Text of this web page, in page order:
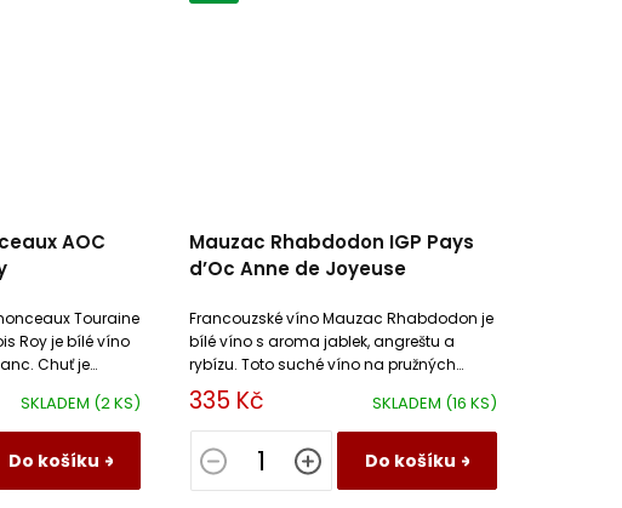
AOC
SKLADEM (2 KS)
Do košíku
Touraine
Roy je bílé víno
Chuť je
svěží.
Mauzac Rhabdodon IGP Pays
d’Oc Anne de Joyeuse
SKLADEM (16 KS)
335 Kč
Do košíku
Francouzské víno Mauzac Rhabdodon je
bílé víno s aroma jablek, angreštu a
rybízu. Toto suché víno na pružných
kyselinách přináší i doteky vanilky a
tabáku.